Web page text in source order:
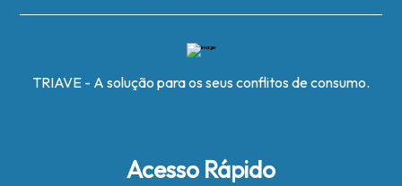
TRIAVE - A solução para os seus conflitos de consumo.
Acesso Rápido